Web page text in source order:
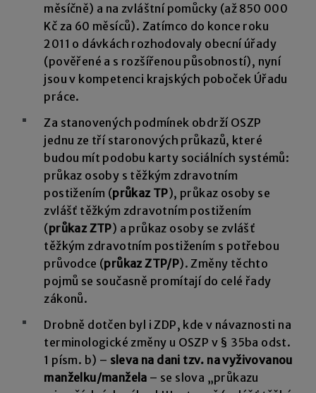
měsíčně) a na zvláštní pomůcky (až 850 000
Kč za 60 měsíců). Zatímco do konce roku
2011 o dávkách rozhodovaly obecní úřady
(pověřené a s rozšířenou působností), nyní
jsou v kompetenci krajských poboček Úřadu
práce.
Za stanovených podmínek obdrží OSZP
jednu ze tří staronových průkazů, které
budou mít podobu karty sociálních systémů:
průkaz osoby s těžkým zdravotním
postižením (průkaz TP), průkaz osoby se
zvlášť těžkým zdravotním postižením
(průkaz ZTP) a průkaz osoby se zvlášť
těžkým zdravotním postižením s potřebou
průvodce (průkaz ZTP/P). Změny těchto
pojmů se současně promítají do celé řady
zákonů.
Drobně dotčen byl i ZDP, kde v návaznosti na
terminologické změny u OSZP v § 35ba odst.
1 písm. b) – sleva na dani tzv. na vyživovanou
manželku/manžela – se slova „průkazu